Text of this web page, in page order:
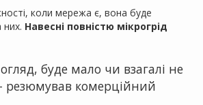
коли мережа є, вона буде
них. Навесні повністю мікрогрід
буде мало чи взагалі не
резюмував комерційний